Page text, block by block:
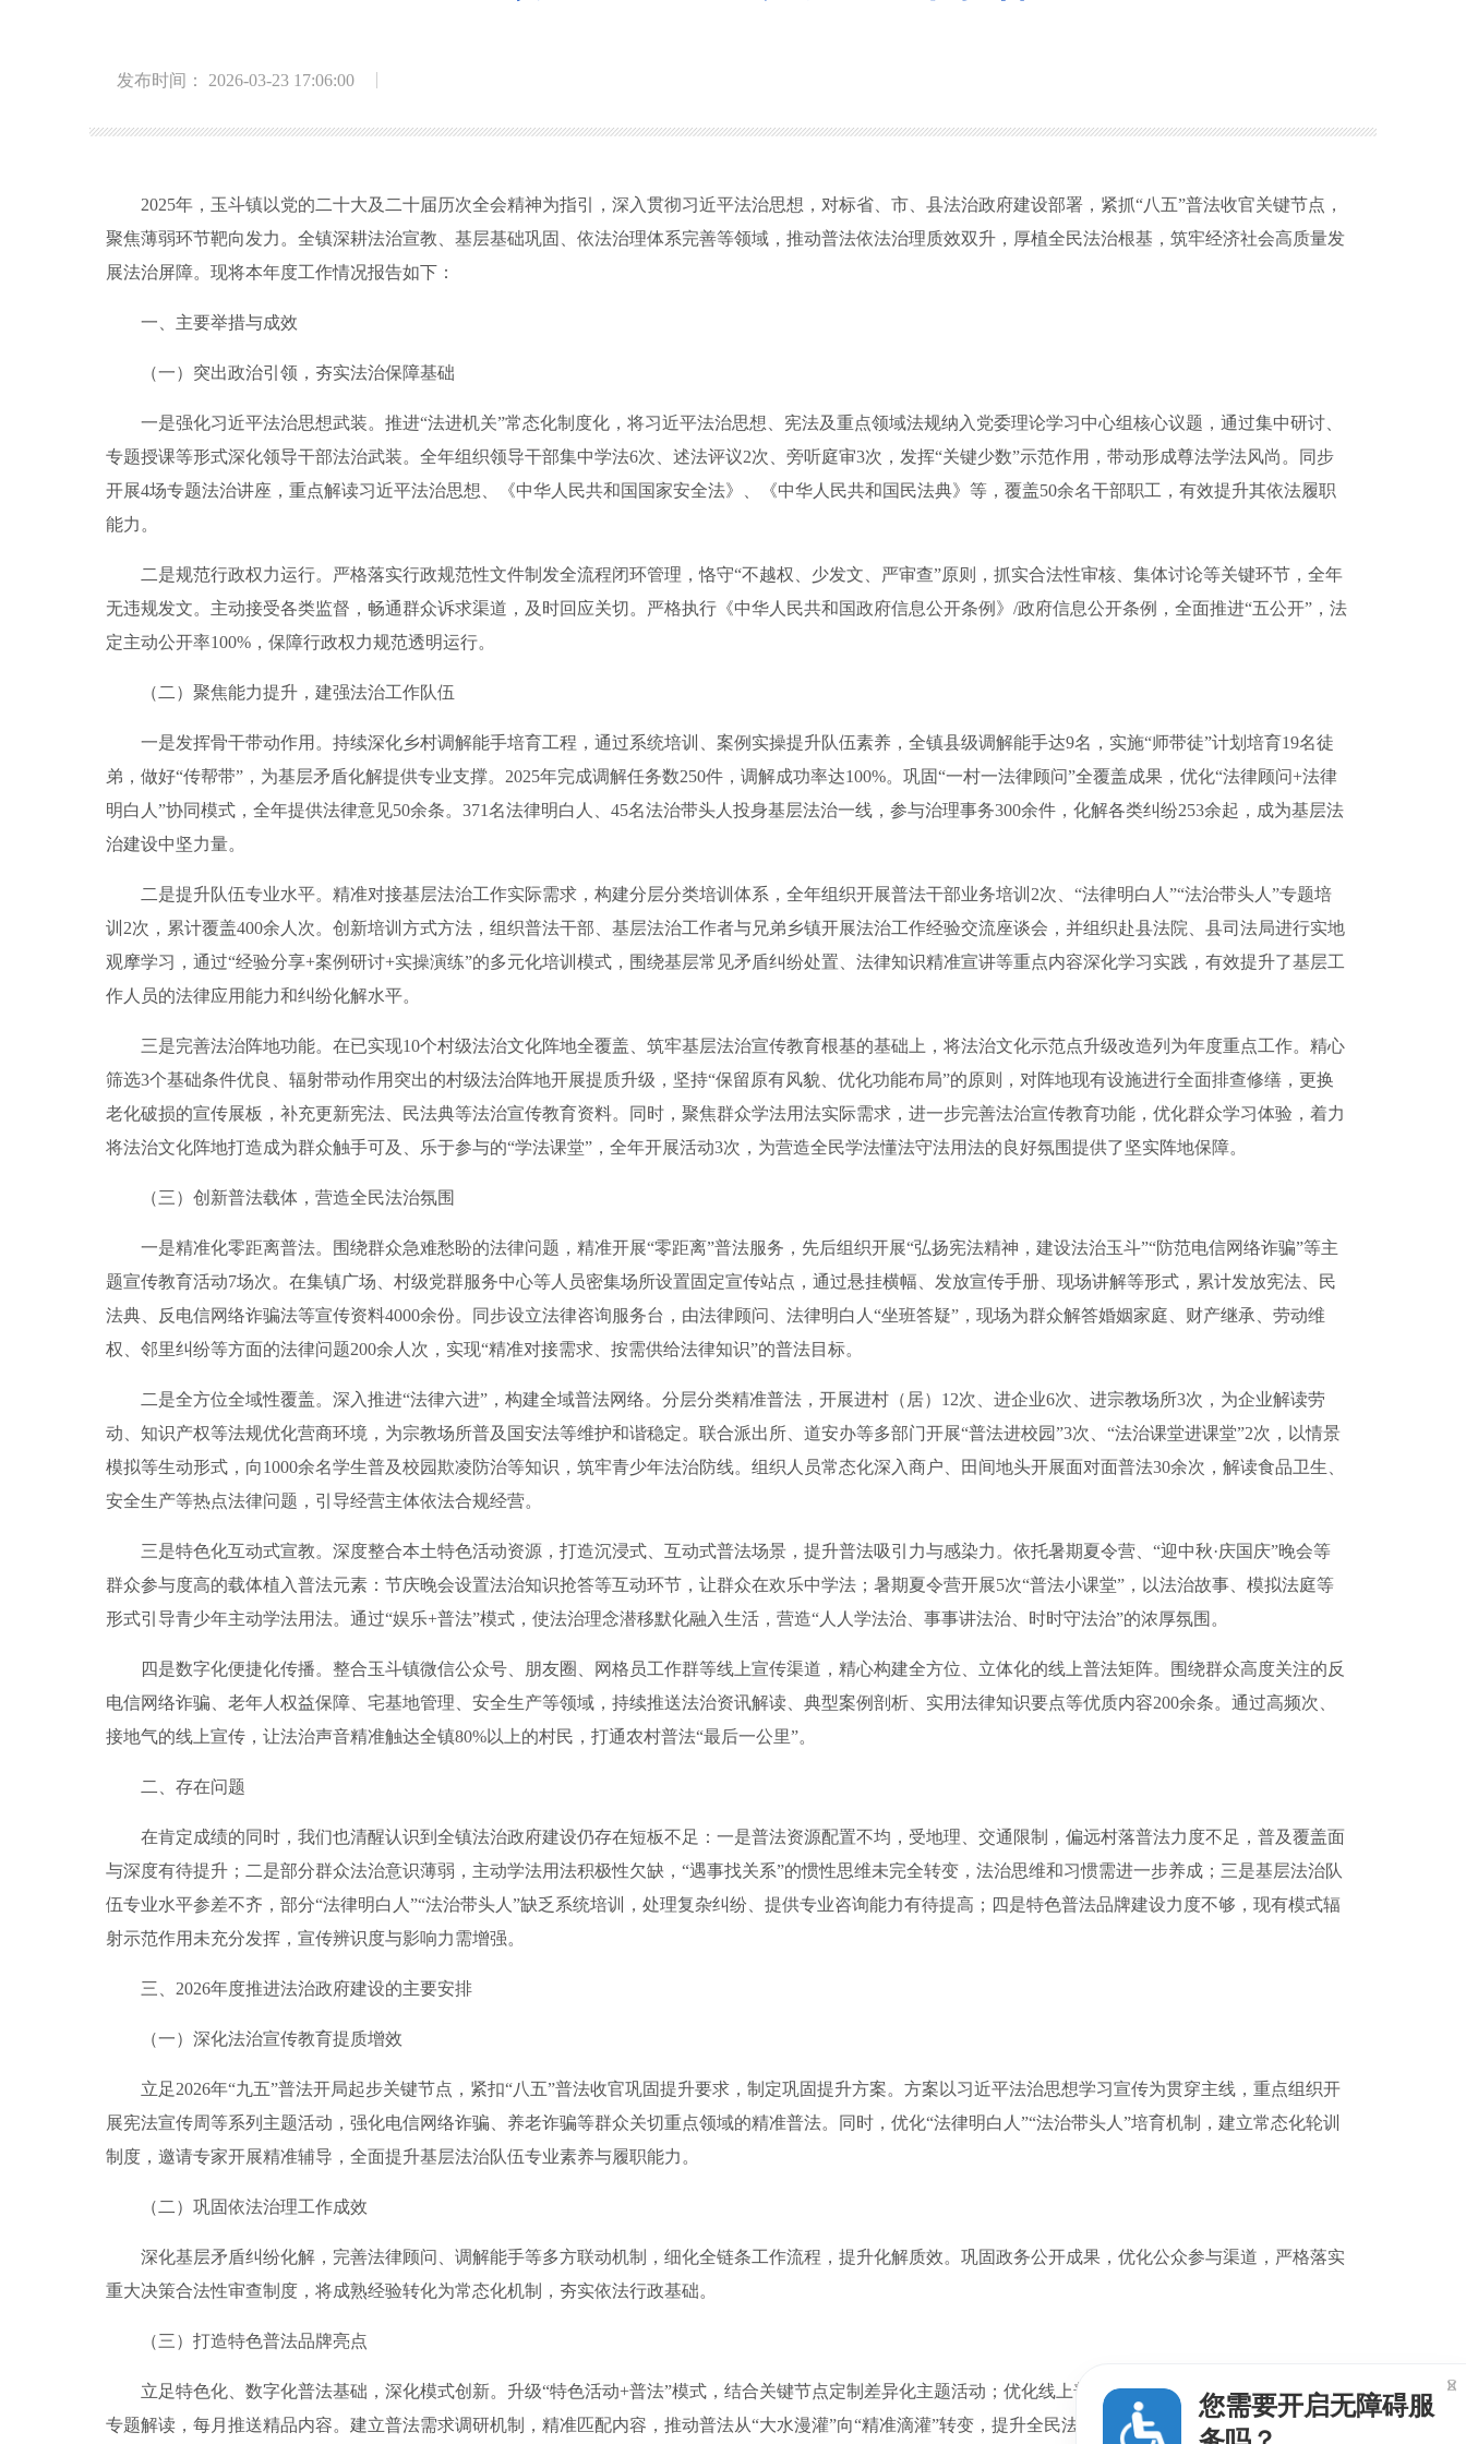
发布时间： 2026-03-23 17:06:00
2025年，玉斗镇以党的二十大及二十届历次全会精神为指引，深入贯彻习近平法治思想，对标省、市、县法治政府建设部署，紧抓“八五”普法收官关键节点，
聚焦薄弱环节靶向发力。全镇深耕法治宣教、基层基础巩固、依法治理体系完善等领域，推动普法依法治理质效双升，厚植全民法治根基，筑牢经济社会高质量发
展法治屏障。现将本年度工作情况报告如下：
一、主要举措与成效
（一）突出政治引领，夯实法治保障基础
一是强化习近平法治思想武装。推进“法进机关”常态化制度化，将习近平法治思想、宪法及重点领域法规纳入党委理论学习中心组核心议题，通过集中研讨、
专题授课等形式深化领导干部法治武装。全年组织领导干部集中学法6次、述法评议2次、旁听庭审3次，发挥“关键少数”示范作用，带动形成尊法学法风尚。同步
开展4场专题法治讲座，重点解读习近平法治思想、《中华人民共和国国家安全法》、《中华人民共和国民法典》等，覆盖50余名干部职工，有效提升其依法履职
能力。
二是规范行政权力运行。严格落实行政规范性文件制发全流程闭环管理，恪守“不越权、少发文、严审查”原则，抓实合法性审核、集体讨论等关键环节，全年
无违规发文。主动接受各类监督，畅通群众诉求渠道，及时回应关切。严格执行《中华人民共和国政府信息公开条例》/政府信息公开条例，全面推进“五公开”，法
定主动公开率100%，保障行政权力规范透明运行。
（二）聚焦能力提升，建强法治工作队伍
一是发挥骨干带动作用。持续深化乡村调解能手培育工程，通过系统培训、案例实操提升队伍素养，全镇县级调解能手达9名，实施“师带徒”计划培育19名徒
弟，做好“传帮带”，为基层矛盾化解提供专业支撑。2025年完成调解任务数250件，调解成功率达100%。巩固“一村一法律顾问”全覆盖成果，优化“法律顾问+法律
明白人”协同模式，全年提供法律意见50余条。371名法律明白人、45名法治带头人投身基层法治一线，参与治理事务300余件，化解各类纠纷253余起，成为基层法
治建设中坚力量。
二是提升队伍专业水平。精准对接基层法治工作实际需求，构建分层分类培训体系，全年组织开展普法干部业务培训2次、“法律明白人”“法治带头人”专题培
训2次，累计覆盖400余人次。创新培训方式方法，组织普法干部、基层法治工作者与兄弟乡镇开展法治工作经验交流座谈会，并组织赴县法院、县司法局进行实地
观摩学习，通过“经验分享+案例研讨+实操演练”的多元化培训模式，围绕基层常见矛盾纠纷处置、法律知识精准宣讲等重点内容深化学习实践，有效提升了基层工
作人员的法律应用能力和纠纷化解水平。
三是完善法治阵地功能。在已实现10个村级法治文化阵地全覆盖、筑牢基层法治宣传教育根基的基础上，将法治文化示范点升级改造列为年度重点工作。精心
筛选3个基础条件优良、辐射带动作用突出的村级法治阵地开展提质升级，坚持“保留原有风貌、优化功能布局”的原则，对阵地现有设施进行全面排查修缮，更换
老化破损的宣传展板，补充更新宪法、民法典等法治宣传教育资料。同时，聚焦群众学法用法实际需求，进一步完善法治宣传教育功能，优化群众学习体验，着力
将法治文化阵地打造成为群众触手可及、乐于参与的“学法课堂”，全年开展活动3次，为营造全民学法懂法守法用法的良好氛围提供了坚实阵地保障。
（三）创新普法载体，营造全民法治氛围
一是精准化零距离普法。围绕群众急难愁盼的法律问题，精准开展“零距离”普法服务，先后组织开展“弘扬宪法精神，建设法治玉斗”“防范电信网络诈骗”等主
题宣传教育活动7场次。在集镇广场、村级党群服务中心等人员密集场所设置固定宣传站点，通过悬挂横幅、发放宣传手册、现场讲解等形式，累计发放宪法、民
法典、反电信网络诈骗法等宣传资料4000余份。同步设立法律咨询服务台，由法律顾问、法律明白人“坐班答疑”，现场为群众解答婚姻家庭、财产继承、劳动维
权、邻里纠纷等方面的法律问题200余人次，实现“精准对接需求、按需供给法律知识”的普法目标。
二是全方位全域性覆盖。深入推进“法律六进”，构建全域普法网络。分层分类精准普法，开展进村（居）12次、进企业6次、进宗教场所3次，为企业解读劳
动、知识产权等法规优化营商环境，为宗教场所普及国安法等维护和谐稳定。联合派出所、道安办等多部门开展“普法进校园”3次、“法治课堂进课堂”2次，以情景
模拟等生动形式，向1000余名学生普及校园欺凌防治等知识，筑牢青少年法治防线。组织人员常态化深入商户、田间地头开展面对面普法30余次，解读食品卫生、
安全生产等热点法律问题，引导经营主体依法合规经营。
三是特色化互动式宣教。深度整合本土特色活动资源，打造沉浸式、互动式普法场景，提升普法吸引力与感染力。依托暑期夏令营、“迎中秋·庆国庆”晚会等
群众参与度高的载体植入普法元素：节庆晚会设置法治知识抢答等互动环节，让群众在欢乐中学法；暑期夏令营开展5次“普法小课堂”，以法治故事、模拟法庭等
形式引导青少年主动学法用法。通过“娱乐+普法”模式，使法治理念潜移默化融入生活，营造“人人学法治、事事讲法治、时时守法治”的浓厚氛围。
四是数字化便捷化传播。整合玉斗镇微信公众号、朋友圈、网格员工作群等线上宣传渠道，精心构建全方位、立体化的线上普法矩阵。围绕群众高度关注的反
电信网络诈骗、老年人权益保障、宅基地管理、安全生产等领域，持续推送法治资讯解读、典型案例剖析、实用法律知识要点等优质内容200余条。通过高频次、
接地气的线上宣传，让法治声音精准触达全镇80%以上的村民，打通农村普法“最后一公里”。
二、存在问题
在肯定成绩的同时，我们也清醒认识到全镇法治政府建设仍存在短板不足：一是普法资源配置不均，受地理、交通限制，偏远村落普法力度不足，普及覆盖面
与深度有待提升；二是部分群众法治意识薄弱，主动学法用法积极性欠缺，“遇事找关系”的惯性思维未完全转变，法治思维和习惯需进一步养成；三是基层法治队
伍专业水平参差不齐，部分“法律明白人”“法治带头人”缺乏系统培训，处理复杂纠纷、提供专业咨询能力有待提高；四是特色普法品牌建设力度不够，现有模式辐
射示范作用未充分发挥，宣传辨识度与影响力需增强。
三、2026年度推进法治政府建设的主要安排
（一）深化法治宣传教育提质增效
立足2026年“九五”普法开局起步关键节点，紧扣“八五”普法收官巩固提升要求，制定巩固提升方案。方案以习近平法治思想学习宣传为贯穿主线，重点组织开
展宪法宣传周等系列主题活动，强化电信网络诈骗、养老诈骗等群众关切重点领域的精准普法。同时，优化“法律明白人”“法治带头人”培育机制，建立常态化轮训
制度，邀请专家开展精准辅导，全面提升基层法治队伍专业素养与履职能力。
（二）巩固依法治理工作成效
深化基层矛盾纠纷化解，完善法律顾问、调解能手等多方联动机制，细化全链条工作流程，提升化解质效。巩固政务公开成果，优化公众参与渠道，严格落实
重大决策合法性审查制度，将成熟经验转化为常态化机制，夯实依法行政基础。
（三）打造特色普法品牌亮点
立足特色化、数字化普法基础，深化模式创新。升级“特色活动+普法”模式，结合关键节点定制差异化主题活动；优化线上普法矩阵，聚焦群众高频咨询问题
专题解读，每月推送精品内容。建立普法需求调研机制，精准匹配内容，推动普法从“大水漫灌”向“精准滴灌”转变，提升全民法治素养。
您需要开启无障碍服
